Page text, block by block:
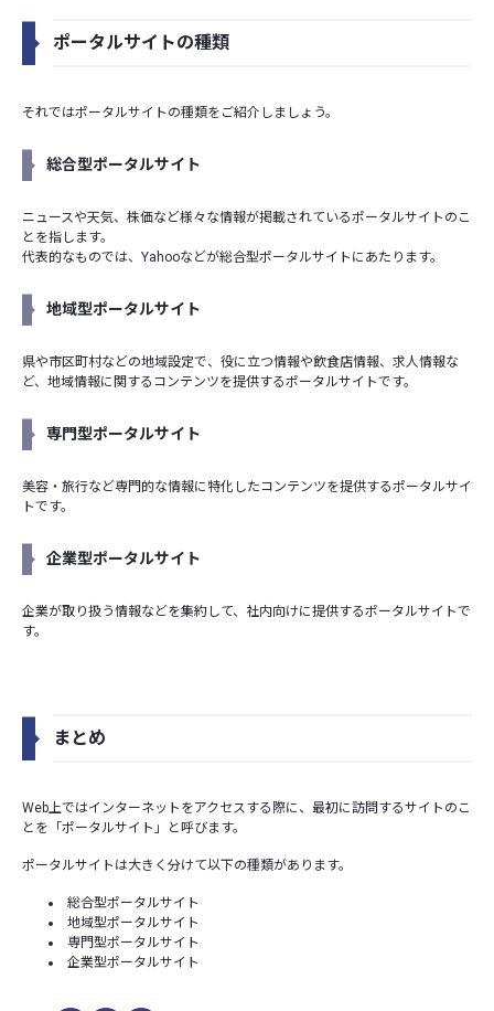
ポータルサイトの種類
それではポータルサイトの種類をご紹介しましょう。
総合型ポータルサイト
ニュースや天気、株価など様々な情報が掲載されているポータルサイトのこ
とを指します。
代表的なものでは、Yahooなどが総合型ポータルサイトにあたります。
地域型ポータルサイト
県や市区町村などの地域設定で、役に立つ情報や飲食店情報、求人情報な
ど、地域情報に関するコンテンツを提供するポータルサイトです。
専門型ポータルサイト
美容・旅行など専門的な情報に特化したコンテンツを提供するポータルサイ
トです。
企業型ポータルサイト
企業が取り扱う情報などを集約して、社内向けに提供するポータルサイトで
す。
まとめ
Web上ではインターネットをアクセスする際に、最初に訪問するサイトのこ
とを「ポータルサイト」と呼びます。
ポータルサイトは大きく分けて以下の種類があります。
総合型ポータルサイト
地域型ポータルサイト
専門型ポータルサイト
企業型ポータルサイト